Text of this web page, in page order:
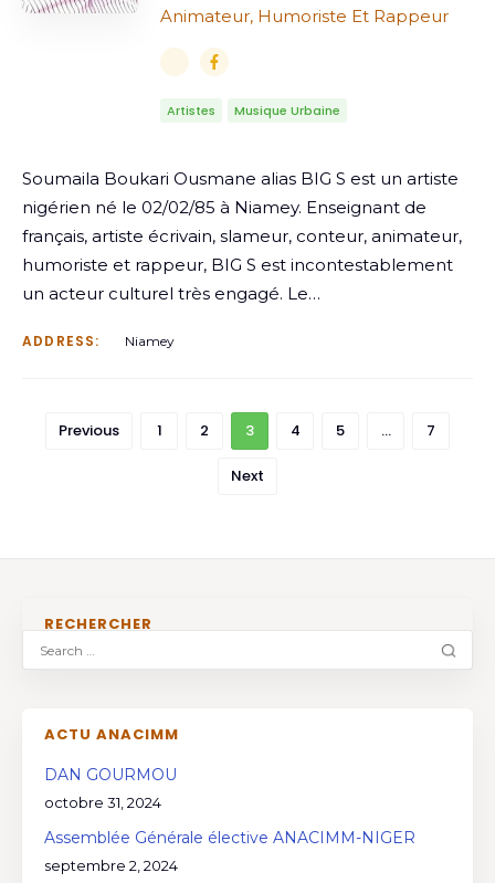
Animateur, Humoriste Et Rappeur
Artistes Musique Urbaine
Soumaila Boukari Ousmane alias BIG S est un artiste
nigérien né le 02/02/85 à Niamey. Enseignant de
français, artiste écrivain, slameur, conteur, animateur,
humoriste et rappeur, BIG S est incontestablement
un acteur culturel très engagé. Le…
ADDRESS: Niamey
Previous 1 2 3 4 5 … 7
Next
RECHERCHER
ACTU ANACIMM
DAN GOURMOU
octobre 31, 2024
Assemblée Générale élective ANACIMM-NIGER
septembre 2, 2024